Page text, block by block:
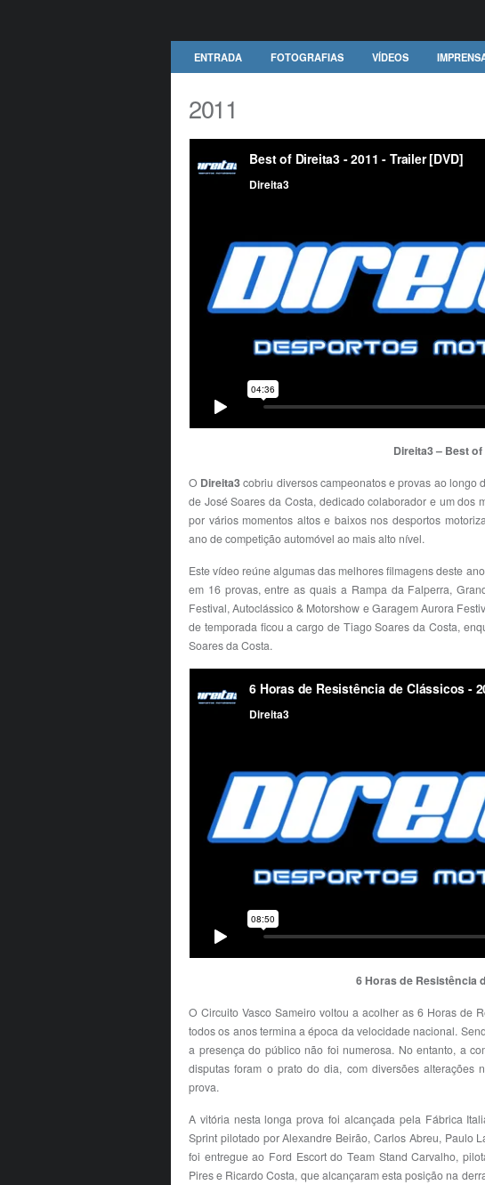
ENTRADA FOTOGRAFIAS VÍDEOS
2011
Direita3 – Best of
O Direita3cobriu diversos campeonatos e provas ao longo
de José Soares da Costa, dedicado colaborador e um dos
por vários momentos altos e baixos nos desportos
ano de competição automóvel ao mais alto nível.
Este vídeo reúne algumas das melhores filmagens deste
em 16 provas, entre as quais a Rampa da Falperra,
Festival, Autoclássico & Motorshow e Garagem Aurora
de temporada ficou a cargo de Tiago Soares da Costa,
Soares da Costa.
6 Horas de Resistência
O Circuito Vasco Sameiro voltou a acolher as 6 Horas de
todos os anos termina a época da velocidade nacional.
a presença do público não foi numerosa. No entanto, a
disputas foram o prato do dia, com diversões alterações
prova.
A vitória nesta longa prova foi alcançada pela Fábrica
Sprint pilotado por Alexandre Beirão, Carlos Abreu, Paulo
foi entregue ao Ford Escort do Team Stand Carvalho,
Pires e Ricardo Costa, que alcançaram esta posição na